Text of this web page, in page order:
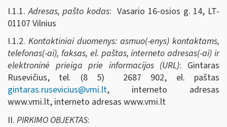
I.1.1.Adresas, pašto kodas: Vasario 16-osios g. 14, LT-
01107 Vilnius
I.1.2. Kontaktiniai duomenys: asmuo(-enys) kontaktams,
telefonas(-ai), faksas, el. paštas, interneto adresas(-ai) ir
elektroninė prieiga prie informacijos (URL): Gintaras
Rusevičius, tel. (8 5) 2687 902, el. paštas
gintaras.rusevicius@vmi.lt, interneto adresas
www.vmi.lt, interneto adresas www.vmi.lt
II. PIRKIMO OBJEKTAS: